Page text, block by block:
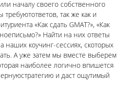
началу своего собственного
так же как и
«Как сдать GMAT?», «Как
Найти на них ответы
коучинг-сессиях, скоторых
А уже затем мы вместе выберем
наиболее логично впишется
и даст ощутимый